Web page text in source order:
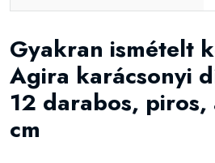
Gyakran ismételt
Agira karácsonyi
12 darabos,
cm